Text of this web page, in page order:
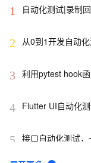
1 自动化测试|录制
2 从0到1开发自动
3 利用pytest hook
4 Flutter UI自动化
5 接口自动化测试